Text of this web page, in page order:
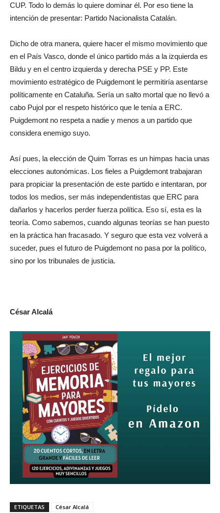
CUP. Todo lo demás lo quiere dominar él. Por eso tiene la
intención de presentar: Partido Nacionalista Catalán.
Dicho de otra manera, quiere hacer el mismo movimiento que
en el País Vasco, donde el único partido más a la izquierda es
Bildu y en el centro izquierda y derecha PSE y PP. Este
movimiento estratégico de Puigdemont le permitiría asentarse
políticamente en Cataluña. Sería un salto mortal que no llevó a
cabo Pujol por el respeto histórico que le tenía a ERC.
Puigdemont no respeta a nadie y menos a un partido que
considera enemigo suyo.
Así pues, la elección de Quim Torras es un himpas hacia unas
elecciones autonómicas. Los fieles a Puigdemont trabajaran
para propiciar la presentación de este partido e intentaran, por
todos los medios, ser más independentistas que ERC para
dañarlos y hacerlos perder fuerza política. Eso sí, esta es la
teoría. Como sabemos, cuando algunas teorías se han puesto
en la práctica han fracasado. Y seguro que esta vez volverá a
suceder, pues el futuro de Puigdemont no pasa por la político,
sino por los tribunales de justicia.
César Alcalá
ETIQUETAS César Alcalá